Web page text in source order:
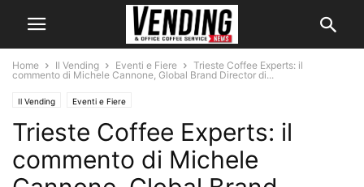
Home Il Vending Eventi e Fiere
Trieste Coffee Experts: il
commento di Michele Cannone, Global Brand Director di...
Il Vending Eventi e Fiere
Trieste Coffee Experts: il
commento di Michele